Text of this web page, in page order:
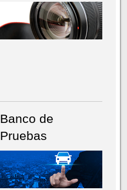
Banco de
Pruebas